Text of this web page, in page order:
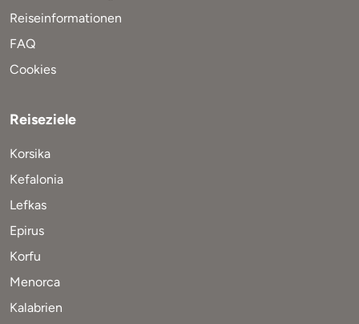
Reiseinformationen
FAQ
Cookies
Reiseziele
Korsika
Kefalonia
Lefkas
Epirus
Korfu
Menorca
Kalabrien